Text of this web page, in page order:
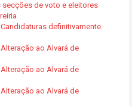
de voto e eleitores
definitivamente
ao Alvará de
ao Alvará de
ao Alvará de